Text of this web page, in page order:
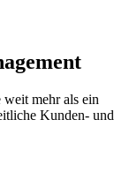
weit mehr als ein
Kunden- und